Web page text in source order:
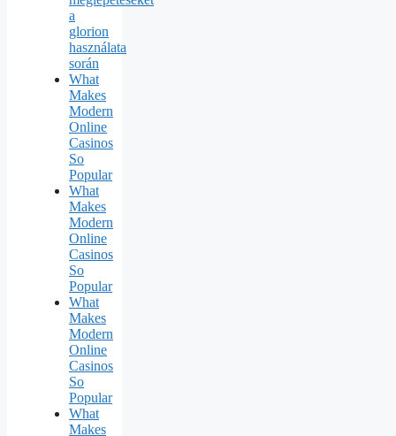
a
glorion
használata
során
What
Makes
Modern
Online
Casinos
So
Popular
What
Makes
Modern
Online
Casinos
So
Popular
What
Makes
Modern
Online
Casinos
So
Popular
What
Makes